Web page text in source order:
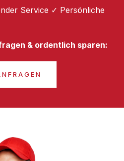
Service ✓ Persönliche
& ordentlich sparen: